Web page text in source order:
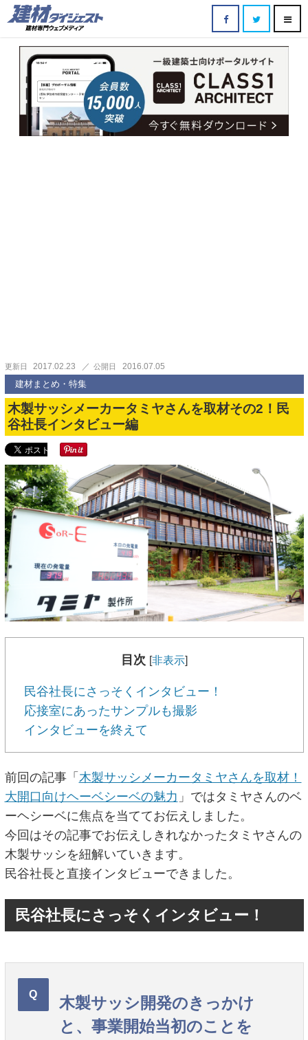
更新日 2017.02.23 公開日 2016.07.05
建材まとめ・特集
木製サッシメーカータミヤさんを取材その2！民
谷社長インタビュー編
目次 [非表示]
民谷社長にさっそくインタビュー！
応接室にあったサンプルも撮影
インタビューを終えて
前回の記事「 木製サッシメーカータミヤさんを取材！
大開口向けヘーベシーベの魅力 」ではタミヤさんのベ
ーヘシーベに焦点を当ててお伝えしました。
今回はその記事でお伝えしきれなかったタミヤさんの
木製サッシを紐解いていきます。
民谷社長と直接インタビューできました。
民谷社長にさっそくインタビュー！
木製サッシ開発のきっかけ
と、事業開始当初のことを